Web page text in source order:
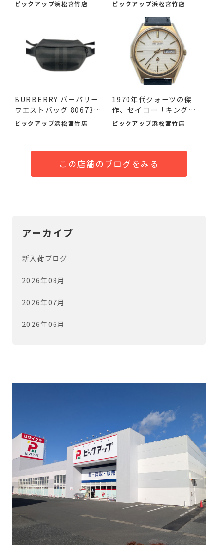
ピックアップ浜松宮竹店 ピックアップ浜松宮竹店
BURBERRY バーバリー
ウエストバッグ 8067398
ボデ...
ピックアップ浜松宮竹店
1970年代クォーツの傑
作、セイコー「キングク
ォー...
ピックアップ浜松宮竹店
この店舗のブログをみる
アーカイブ
新入荷ブログ
2026年08月
2026年07月
2026年06月